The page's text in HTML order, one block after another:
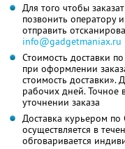
Для того чтобы
позвонить оператору
отправить
info@gadgetmaniax.ru
Стоимость доставки
при оформлении
стоимость доставки».
рабочих дней. Точное
уточнении заказа
Доставка курьером по
осуществляется в
обговаривается